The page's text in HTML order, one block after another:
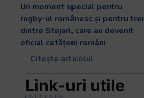
Un moment special pentru
rugby-ul românesc și pentru trei
dintre Stejari, care au devenit
oficial cetățeni români
Citește articolul
Link-uri utile